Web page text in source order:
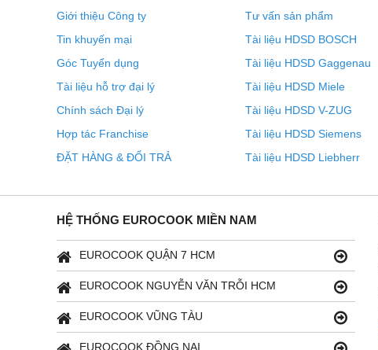
Giới thiệu Công ty
Tin khuyến mại
Góc Tuyển dụng
Tài liệu hỗ trợ đại lý
Chính sách Đại lý
Hợp tác Franchise
ĐẶT HÀNG & ĐỔI TRẢ
Tư vấn sản phẩm
Tài liệu HDSD BOSCH
Tài liệu HDSD Gaggenau
Tài liệu HDSD Miele
Tài liệu HDSD V-ZUG
Tài liệu HDSD Siemens
Tài liệu HDSD Liebherr
HỆ THỐNG EUROCOOK MIỀN NAM
EUROCOOK QUẬN 7 HCM
EUROCOOK NGUYỄN VĂN TRỖI HCM
EUROCOOK VŨNG TÀU
EUROCOOK ĐỒNG NAI